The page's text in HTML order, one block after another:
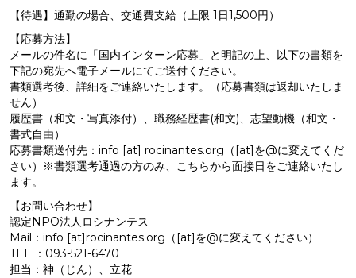
【待遇】通勤の場合、交通費支給（上限 1 日1,500円）
【応募方法】
メールの件名に「国内インターン応募」と明記の上、以下の書類を
下記の宛先へ電子メールにてご送付ください。
書類選考後、詳細をご連絡いたします。（応募書類は返却いたしま
せん）
履歴書（和文・写真添付）、職務経歴書(和文)、志望動機（和文・
書式自由）
応募書類送付先： info [at] rocinantes.org （[at]を@に変えてくだ
さい）※書類選考通過の方のみ、こちらから面接日をご連絡いたし
ます。
【お問い合わせ】
認定NPO法人ロシナンテス
Mail：info [at]rocinantes.org（[at]を@に変えてください）
TEL ：093-521-6470
担当：神（じん）、立花